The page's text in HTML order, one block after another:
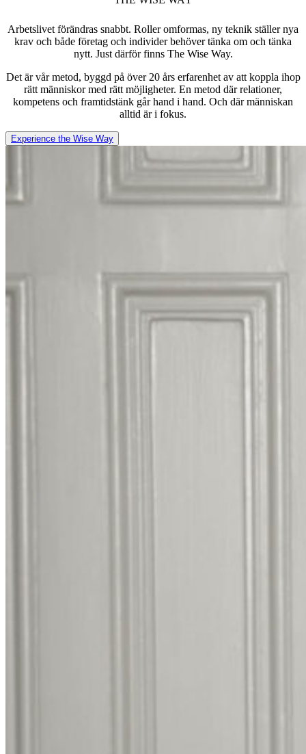
Arbetslivet förändras snabbt. Roller omformas, ny teknik ställer nya
krav och både företag och individer behöver tänka om och tänka
nytt. Just därför finns The Wise Way.
Det är vår metod, byggd på över 20 års erfarenhet av att koppla ihop
rätt människor med rätt möjligheter. En metod där relationer,
kompetens och framtidstänk går hand i hand. Och där människan
alltid är i fokus.
Experience the Wise Way